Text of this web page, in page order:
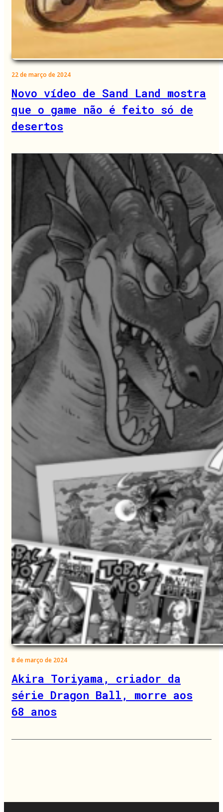
22 de março de 2024
Novo vídeo de Sand Land mostra
que o game não é feito só de
desertos
8 de março de 2024
Akira Toriyama, criador da
série Dragon Ball, morre aos
68 anos